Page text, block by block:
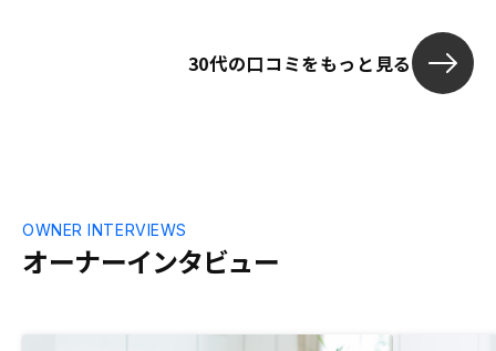
30代の口コミをもっと見る
オーナーインタビュー
OWNER INTERVIEWS